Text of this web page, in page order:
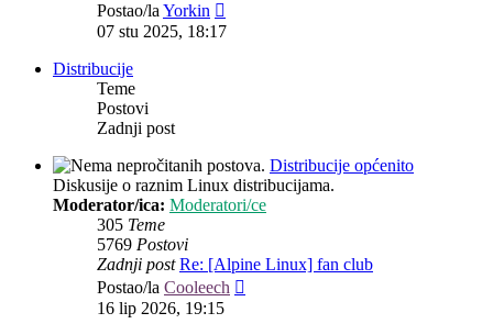
Postao/laYorkin
post
07 stu 2025, 18:17
Distribucije
Teme
Postovi
Zadnji post
Distribucije općenito
Diskusije o raznim Linux distribucijama.
Moderator/ica: Moderatori/ce
305 Teme
5769 Postovi
Zadnji post Re: [Alpine Linux] fan club
Postao/la Cooleech
16 lip 2026, 19:15